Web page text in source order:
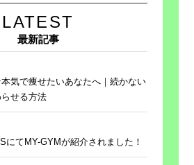
LATEST
最新記事
本気で痩せたいあなたへ｜続かない
せる方法
にてMY-GYMが紹介されました！